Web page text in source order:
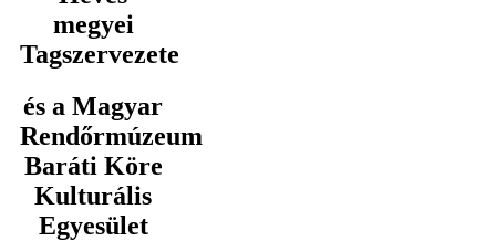
megyei
Tagszervezete
és a Magyar
Rendőrmúzeum
Baráti Köre
Kulturális
Egyesület